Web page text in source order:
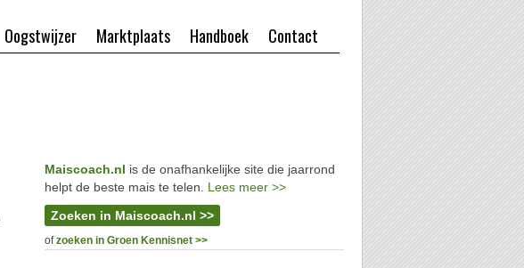
Contact
Handboek
Marktplaats
Oogstwijzer
Maiscoach.nl is de onafhankelijke site die jaarrond
helpt de beste mais te telen. Lees meer >>
Zoeken in Maiscoach.nl >>
ofzoeken in Groen Kennisnet >>